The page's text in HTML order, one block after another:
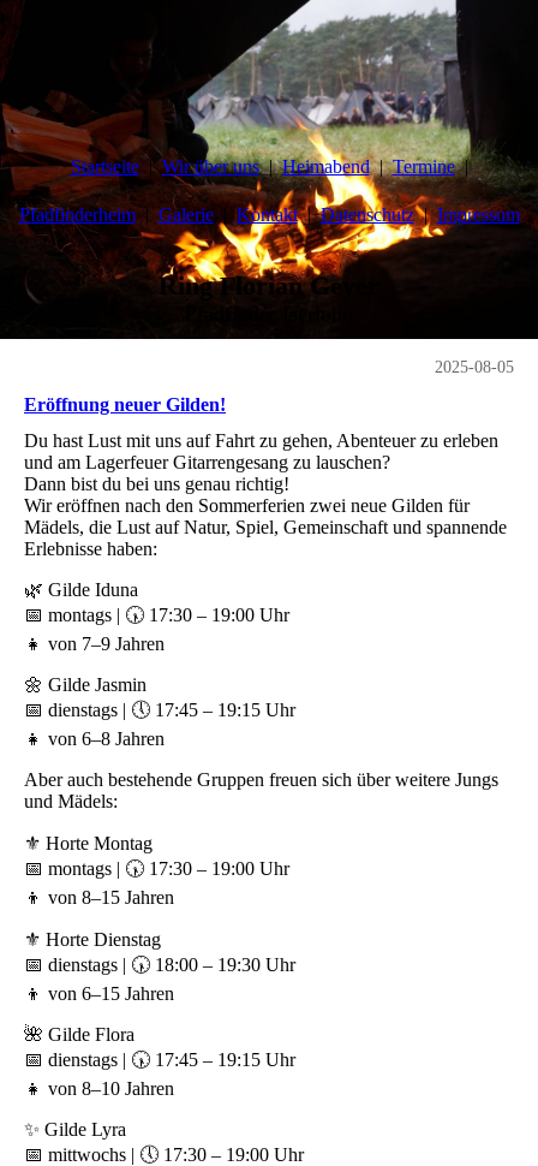
Startseite Wir über uns Heimabend Termine
Pfadfinderheim Galerie Kontakt Datenschutz Impressum
Ring Florian Geyer
Pfadfinder Iserlohn
2025-08-05
Eröffnung neuer Gilden!
Du hast Lust mit uns auf Fahrt zu gehen, Abenteuer zu erleben
und am Lagerfeuer Gitarrengesang zu lauschen?
Dann bist du bei uns genau richtig!
Wir eröffnen nach den Sommerferien zwei neue Gilden für
Mädels, die Lust auf Natur, Spiel, Gemeinschaft und spannende
Erlebnisse haben:
🌿 Gilde Iduna
📅 montags | 🕠 17:30 – 19:00 Uhr
👧 von 7–9 Jahren
🌼 Gilde Jasmin
📅 dienstags | 🕔 17:45 – 19:15 Uhr
👧 von 6–8 Jahren
Aber auch bestehende Gruppen freuen sich über weitere Jungs
und Mädels:
⚜️ Horte Montag
📅 montags | 🕠 17:30 – 19:00 Uhr
👦 von 8–15 Jahren
⚜️ Horte Dienstag
📅 dienstags | 🕠 18:00 – 19:30 Uhr
👦 von 6–15 Jahren
🌺 Gilde Flora
📅 dienstags | 🕠 17:45 – 19:15 Uhr
👧 von 8–10 Jahren
✨ Gilde Lyra
📅 mittwochs | 🕔 17:30 – 19:00 Uhr